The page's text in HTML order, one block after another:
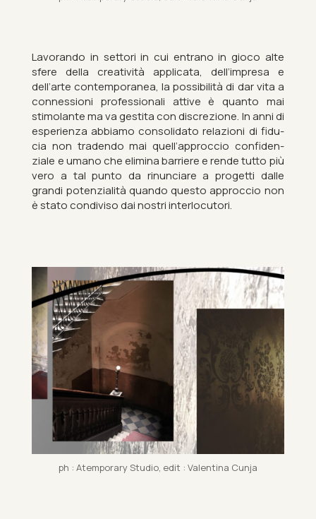
La­vor­ando in set­tori in cui en­trano in gioco alte
sfere della cre­atività ap­plicata, dell’im­presa e
dell’arte con­tem­por­anea, la pos­sib­ilità di dar vita a
con­nes­sioni pro­fes­sion­ali at­tive è quanto mai
stimolante ma va gestita con dis­crezione. In anni di
es­per­i­enza ab­biamo con­sol­id­ato relazioni di fi­du­
cia non tradendo mai quell’ap­p­roc­cio con­fid­en­
ziale e umano che elim­ina bar­ri­ere e rende tutto più
vero a tal punto da ri­nun­ciare a pro­getti dalle
grandi po­ten­zi­alità quando questo ap­p­roc­cio non
è stato con­di­viso dai nos­tri in­ter­locutori.
ph : Atem­por­ary Stu­dio, edit : Valentina Cunja